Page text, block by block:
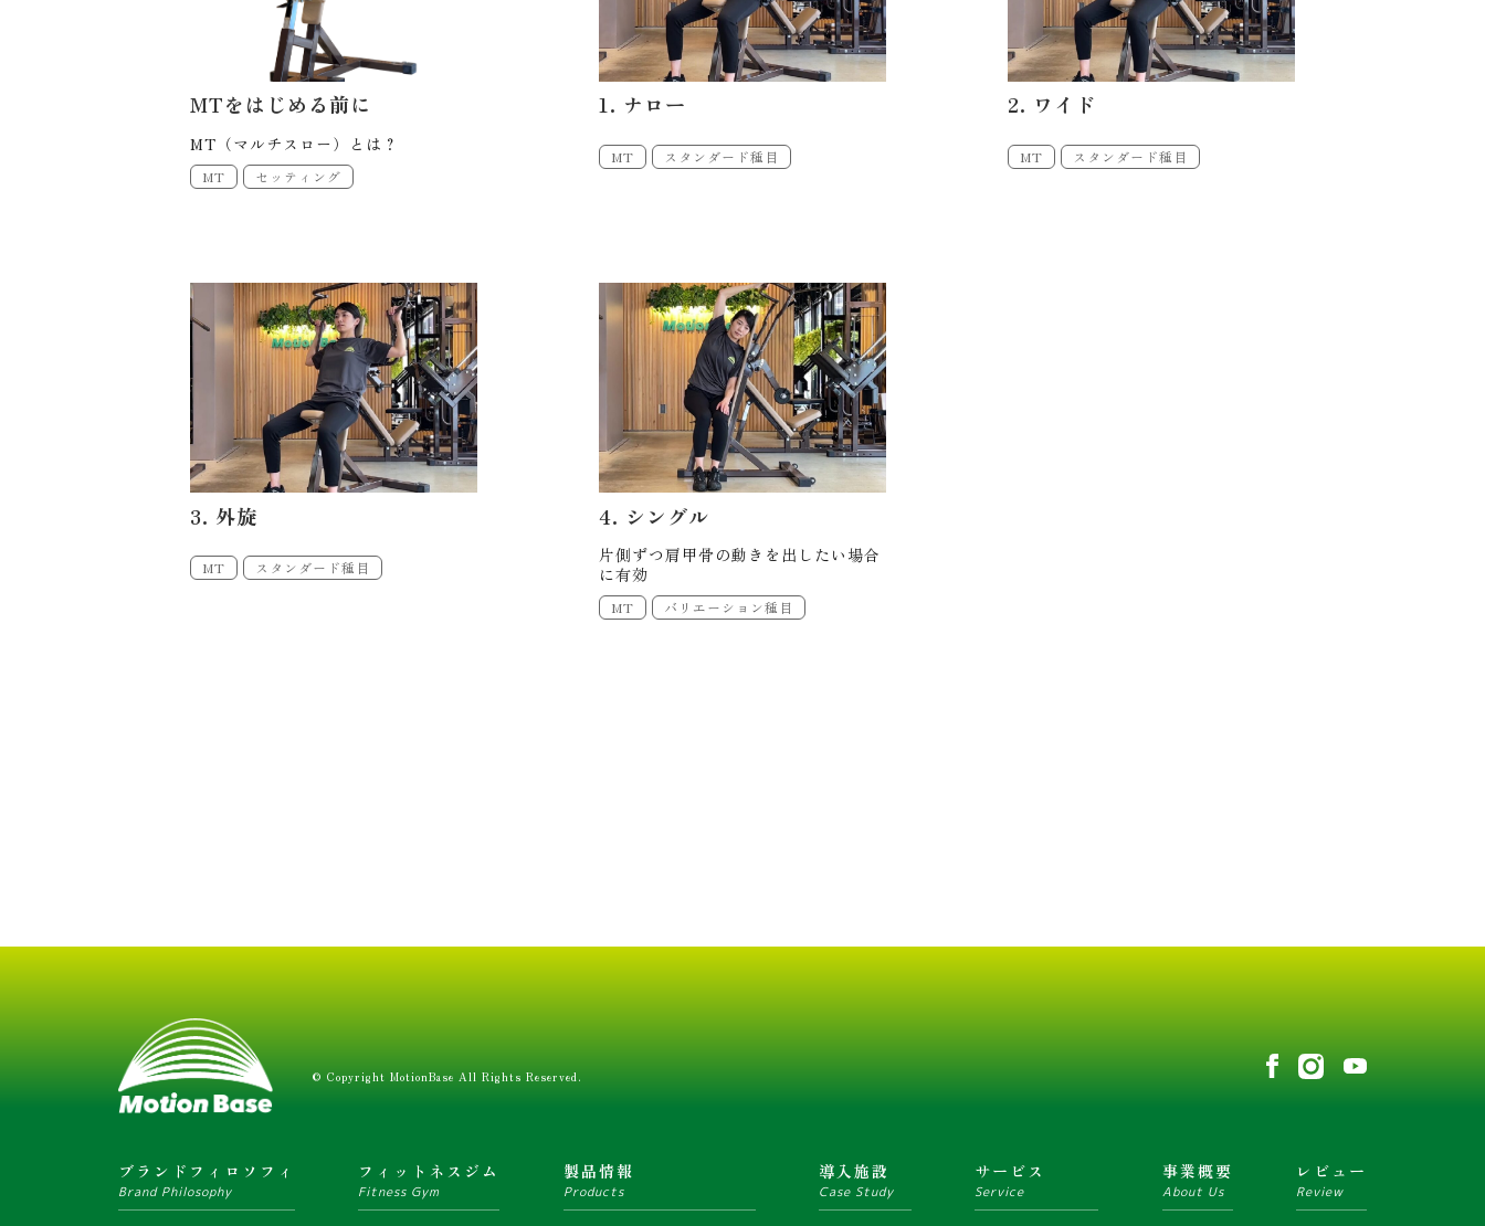
MTをはじめる前に
MT（マルチスロー）とは？
MT セッティング
1. ナロー
MT スタンダード種目
2. ワイド
MT スタンダード種目
3. 外旋
MT スタンダード種目
4. シングル
片側ずつ肩甲骨の動きを出したい場合
に有効
MT バリエーション種目
© Copyright MotionBase All Rights Reserved.
ブランドフィロソフィ
Brand Philosophy
フィットネスジム
Fitness Gym
製品情報
Products
導入施設
Case Study
サービス
Service
事業概要
About Us
レビュー
Review